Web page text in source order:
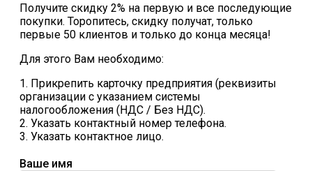
Получите скидку 2% на первую и все последующие
покупки. Торопитесь, скидку получат, только
первые 50 клиентов и только до конца месяца!
Для этого Вам необходимо:
1. Прикрепить карточку предприятия (реквизиты
организации с указанием системы
налогообложения (НДС / Без НДС).
2. Указать контактный номер телефона.
3. Указать контактное лицо.
Ваше имя